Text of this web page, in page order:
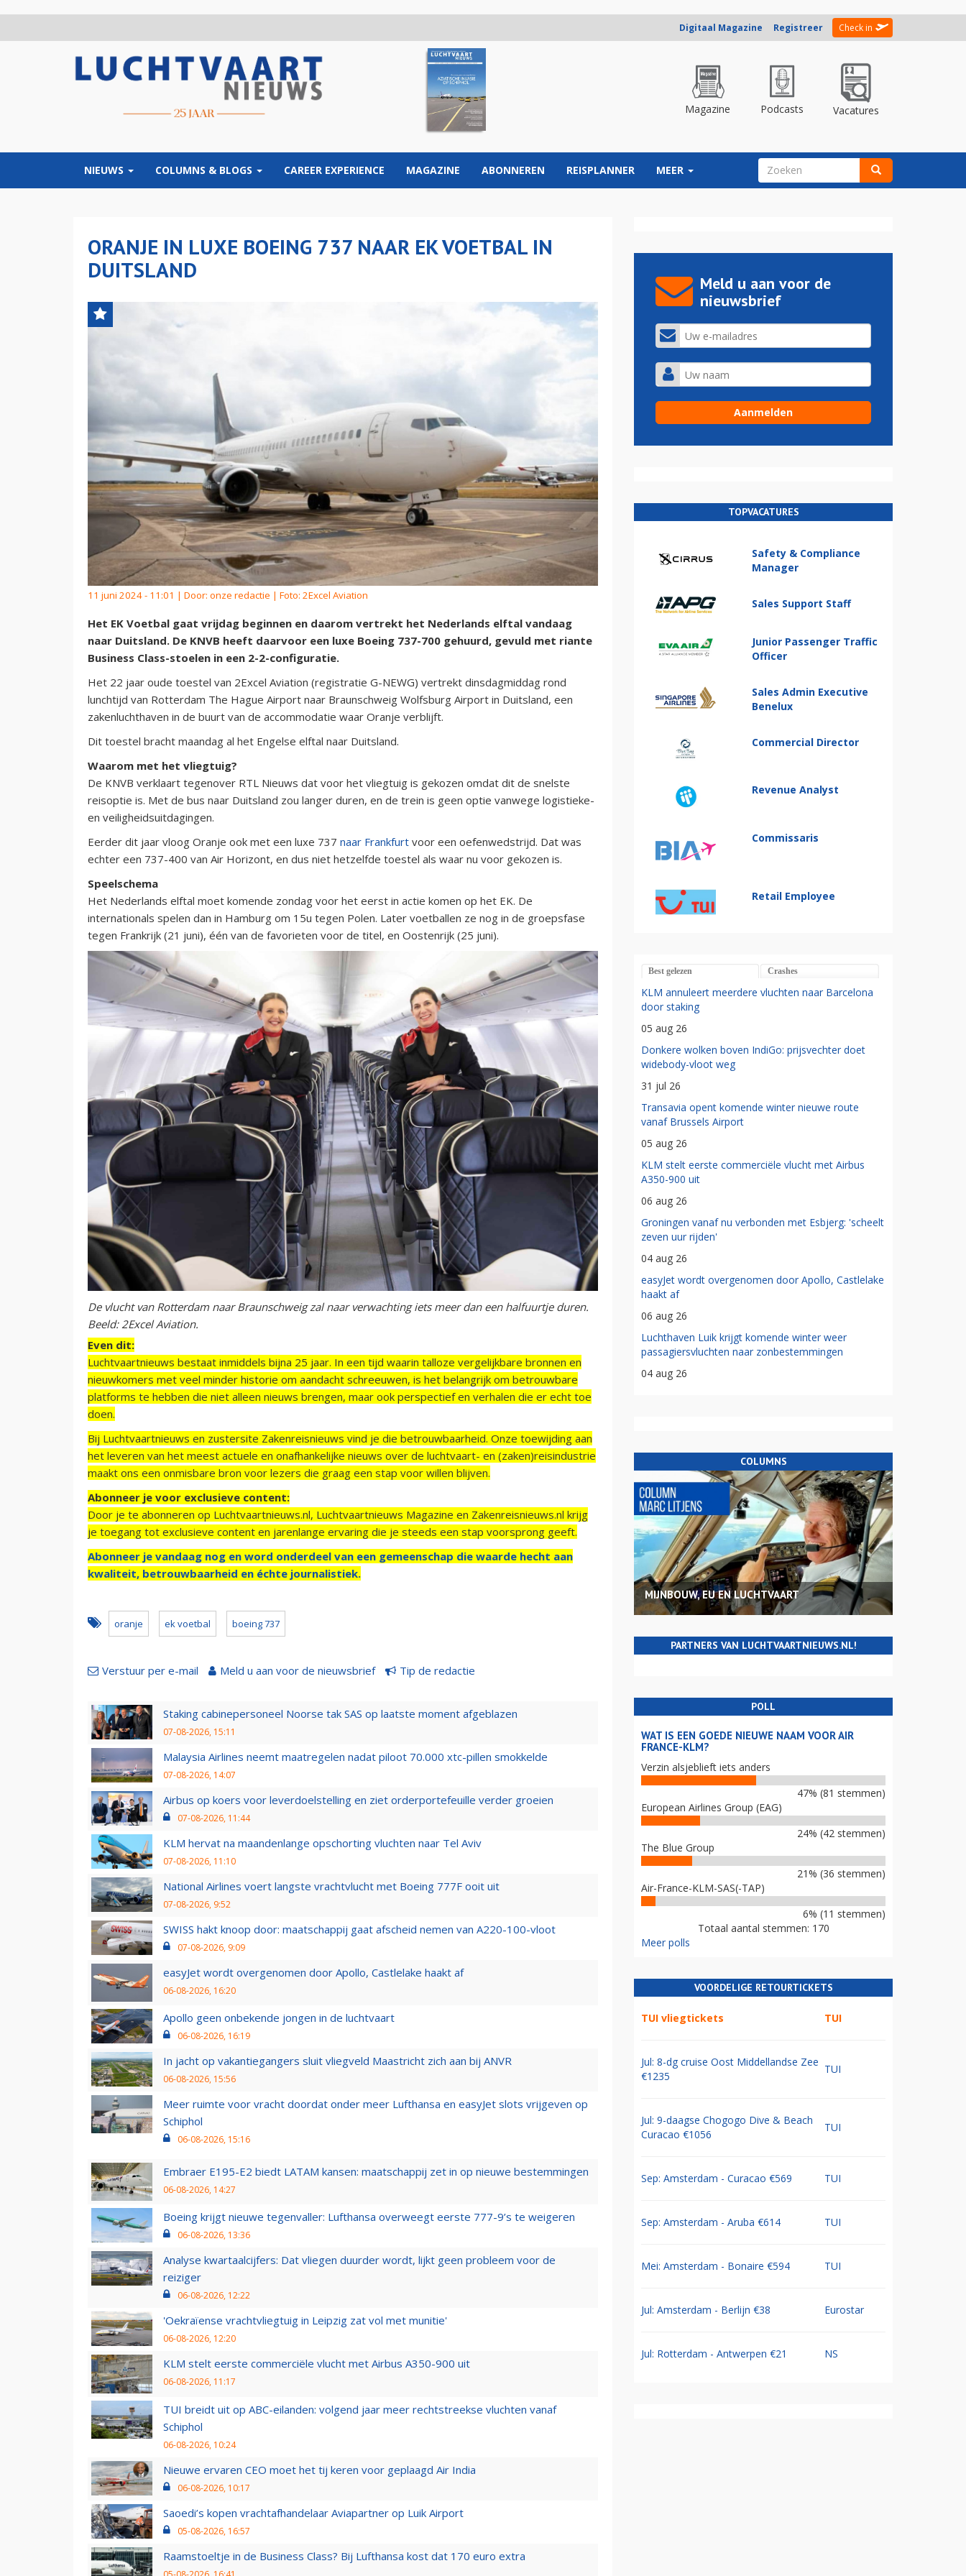
Digitaal Magazine Registreer Check in
Magazine Podcasts Vacatures
NIEUWS COLUMNS & BLOGS CAREER EXPERIENCE MAGAZINE ABONNEREN REISPLANNER MEER ZOEKVELD
ORANJE IN LUXE BOEING 737 NAAR EK VOETBAL IN
DUITSLAND
11 juni 2024 - 11:01 | Door: onze redactie | Foto: 2Excel Aviation
Het EK Voetbal gaat vrijdag beginnen en daarom vertrekt het Nederlands elftal vandaag
naar Duitsland. De KNVB heeft daarvoor een luxe Boeing 737-700 gehuurd, gevuld met riante
Business Class-stoelen in een 2-2-configuratie.
Het 22 jaar oude toestel van 2Excel Aviation (registratie G-NEWG) vertrekt dinsdagmiddag rond
lunchtijd van Rotterdam The Hague Airport naar Braunschweig Wolfsburg Airport in Duitsland, een
zakenluchthaven in de buurt van de accommodatie waar Oranje verblijft.
Dit toestel bracht maandag al het Engelse elftal naar Duitsland.
Waarom met het vliegtuig?
De KNVB verklaart tegenover RTL Nieuws dat voor het vliegtuig is gekozen omdat dit de snelste
reisoptie is. Met de bus naar Duitsland zou langer duren, en de trein is geen optie vanwege logistieke-
en veiligheidsuitdagingen.
Eerder dit jaar vloog Oranje ook met een luxe 737 naar Frankfurt voor een oefenwedstrijd. Dat was
echter een 737-400 van Air Horizont, en dus niet hetzelfde toestel als waar nu voor gekozen is.
Speelschema
Het Nederlands elftal moet komende zondag voor het eerst in actie komen op het EK. De
internationals spelen dan in Hamburg om 15u tegen Polen. Later voetballen ze nog in de groepsfase
tegen Frankrijk (21 juni), één van de favorieten voor de titel, en Oostenrijk (25 juni).
De vlucht van Rotterdam naar Braunschweig zal naar verwachting iets meer dan een halfuurtje duren.
Beeld: 2Excel Aviation.
Even dit:
Luchtvaartnieuws bestaat inmiddels bijna 25 jaar. In een tijd waarin talloze vergelijkbare bronnen en
nieuwkomers met veel minder historie om aandacht schreeuwen, is het belangrijk om betrouwbare
platforms te hebben die niet alleen nieuws brengen, maar ook perspectief en verhalen die er echt toe
doen.
Bij Luchtvaartnieuws en zustersite Zakenreisnieuws vind je die betrouwbaarheid. Onze toewijding aan
het leveren van het meest actuele en onafhankelijke nieuws over de luchtvaart- en (zaken)reisindustrie
maakt ons een onmisbare bron voor lezers die graag een stap voor willen blijven.
Abonneer je voor exclusieve content:
Door je te abonneren op Luchtvaartnieuws.nl, Luchtvaartnieuws Magazine en Zakenreisnieuws.nl krijg
je toegang tot exclusieve content en jarenlange ervaring die je steeds een stap voorsprong geeft.
Abonneer je vandaag nog en word onderdeel van een gemeenschap die waarde hecht aan
kwaliteit, betrouwbaarheid en échte journalistiek.
oranje ek voetbal boeing 737
Verstuur per e-mail Meld u aan voor de nieuwsbrief Tip de redactie
Staking cabinepersoneel Noorse tak SAS op laatste moment afgeblazen
07-08-2026, 15:11
Malaysia Airlines neemt maatregelen nadat piloot 70.000 xtc-pillen smokkelde
07-08-2026, 14:07
Airbus op koers voor leverdoelstelling en ziet orderportefeuille verder groeien
07-08-2026, 11:44
KLM hervat na maandenlange opschorting vluchten naar Tel Aviv
07-08-2026, 11:10
National Airlines voert langste vrachtvlucht met Boeing 777F ooit uit
07-08-2026, 9:52
SWISS hakt knoop door: maatschappij gaat afscheid nemen van A220-100-vloot
07-08-2026, 9:09
easyJet wordt overgenomen door Apollo, Castlelake haakt af
06-08-2026, 16:20
Apollo geen onbekende jongen in de luchtvaart
06-08-2026, 16:19
In jacht op vakantiegangers sluit vliegveld Maastricht zich aan bij ANVR
06-08-2026, 15:56
Meer ruimte voor vracht doordat onder meer Lufthansa en easyJet slots vrijgeven op
Schiphol
06-08-2026, 15:16
Embraer E195-E2 biedt LATAM kansen: maatschappij zet in op nieuwe bestemmingen
06-08-2026, 14:27
Boeing krijgt nieuwe tegenvaller: Lufthansa overweegt eerste 777-9’s te weigeren
06-08-2026, 13:36
Analyse kwartaalcijfers: Dat vliegen duurder wordt, lijkt geen probleem voor de
reiziger
06-08-2026, 12:22
'Oekraïense vrachtvliegtuig in Leipzig zat vol met munitie'
06-08-2026, 12:20
KLM stelt eerste commerciële vlucht met Airbus A350-900 uit
06-08-2026, 11:17
TUI breidt uit op ABC-eilanden: volgend jaar meer rechtstreekse vluchten vanaf
Schiphol
06-08-2026, 10:24
Nieuwe ervaren CEO moet het tij keren voor geplaagd Air India
06-08-2026, 10:17
Saoedi’s kopen vrachtafhandelaar Aviapartner op Luik Airport
05-08-2026, 16:57
Raamstoeltje in de Business Class? Bij Lufthansa kost dat 170 euro extra
Meld u aan voor de
nieuwsbrief
TOPVACATURES
Safety & Compliance
Manager
Sales Support Staff
Junior Passenger Traffic
Officer
Sales Admin Executive
Benelux
Commercial Director
Revenue Analyst
Commissaris
Retail Employee
Best gelezen Crashes
KLM annuleert meerdere vluchten naar Barcelona
door staking
05 aug 26
Donkere wolken boven IndiGo: prijsvechter doet
widebody-vloot weg
31 jul 26
Transavia opent komende winter nieuwe route
vanaf Brussels Airport
05 aug 26
KLM stelt eerste commerciële vlucht met Airbus
A350-900 uit
06 aug 26
Groningen vanaf nu verbonden met Esbjerg: 'scheelt
zeven uur rijden'
04 aug 26
easyJet wordt overgenomen door Apollo, Castlelake
haakt af
06 aug 26
Luchthaven Luik krijgt komende winter weer
passagiersvluchten naar zonbestemmingen
04 aug 26
COLUMNS
MIJNBOUW, EU EN LUCHTVAART
PARTNERS VAN LUCHTVAARTNIEUWS.NL!
POLL
WAT IS EEN GOEDE NIEUWE NAAM VOOR AIR
FRANCE-KLM?
Verzin alsjeblieft iets anders
47% (81 stemmen)
European Airlines Group (EAG)
24% (42 stemmen)
The Blue Group
21% (36 stemmen)
Air-France-KLM-SAS(-TAP)
6% (11 stemmen)
Totaal aantal stemmen: 170
Meer polls
VOORDELIGE RETOURTICKETS
TUI vliegtickets TUI
Jul: 8-dg cruise Oost Middellandse Zee
€1235
TUI
Jul: 9-daagse Chogogo Dive & Beach
Curacao €1056
TUI
Sep: Amsterdam - Curacao €569 TUI
Sep: Amsterdam - Aruba €614 TUI
Mei: Amsterdam - Bonaire €594 TUI
Jul: Amsterdam - Berlijn €38 Eurostar
Jul: Rotterdam - Antwerpen €21 NS